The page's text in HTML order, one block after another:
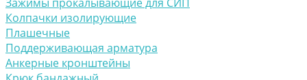
Колпачки изолирующие
Плашечные
Поддерживающая арматура
Анкерные кронштейны